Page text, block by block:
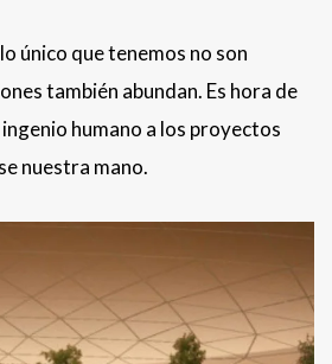
único que tenemos no son
también abundan. Es hora de
humano a los proyectos
nuestra mano.